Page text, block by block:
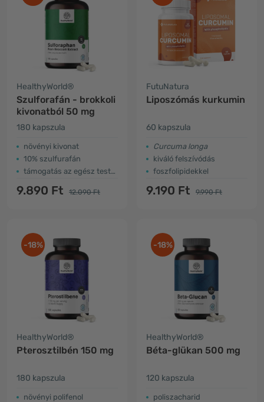
HealthyWorld®
Szulforafán - brokkoli
kivonatból 50 mg
180 kapszula
növényi kivonat
10% szulfurafán
támogatás az egész testnek
9.890 Ft 12.090 Ft
FutuNatura
Liposzómás kurkumin
60 kapszula
Curcuma longa
kiváló felszívódás
foszfolipidekkel
9.190 Ft 9.990 Ft
-18%
HealthyWorld®
Pterosztilbén 150 mg
180 kapszula
növényi polifenol
-18%
HealthyWorld®
Béta-glükan 500 mg
120 kapszula
poliszacharid